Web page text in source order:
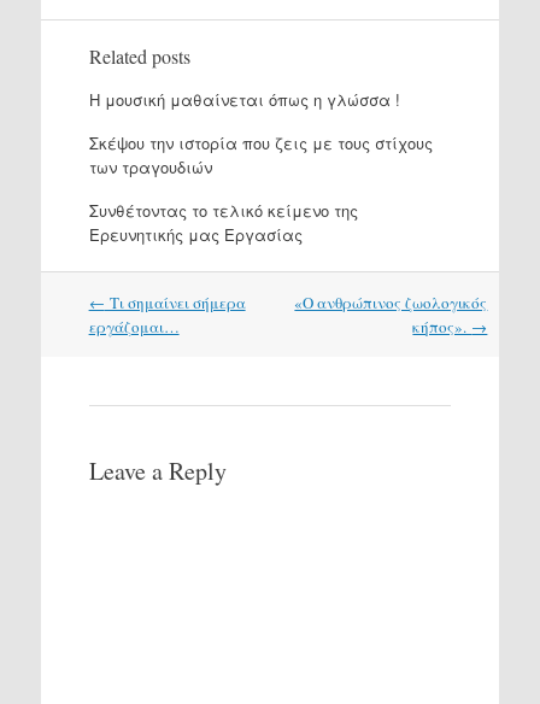
Related posts
Η μουσική μαθαίνεται όπως η γλώσσα !
Σκέψου την ιστορία που ζεις με τους στίχους
των τραγουδιών
Συνθέτοντας το τελικό κείμενο της
Ερευνητικής μας Εργασίας
Post
navigation
← Τι σημαίνει σήμερα
εργάζομαι…
«Ο ανθρώπινος ζωολογικός
κήπος». →
Leave a Reply